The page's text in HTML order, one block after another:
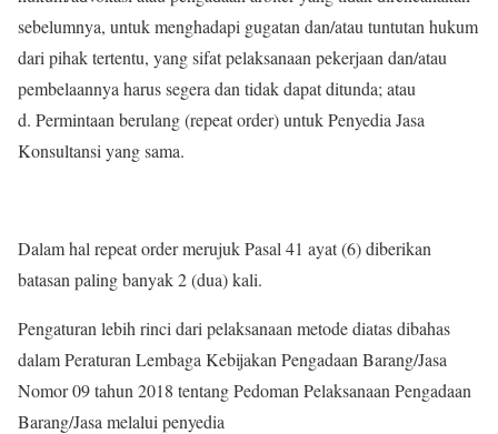
sebelumnya, untuk menghadapi gugatan dan/atau tuntutan hukum
dari pihak tertentu, yang sifat pelaksanaan pekerjaan dan/atau
pembelaannya harus segera dan tidak dapat ditunda; atau
d. Permintaan berulang (repeat order) untuk Penyedia Jasa
Konsultansi yang sama.
Dalam hal repeat order merujuk Pasal 41 ayat (6) diberikan
batasan paling banyak 2 (dua) kali.
Pengaturan lebih rinci dari pelaksanaan metode diatas dibahas
dalam Peraturan Lembaga Kebijakan Pengadaan Barang/Jasa
Nomor 09 tahun 2018 tentang Pedoman Pelaksanaan Pengadaan
Barang/Jasa melalui penyedia